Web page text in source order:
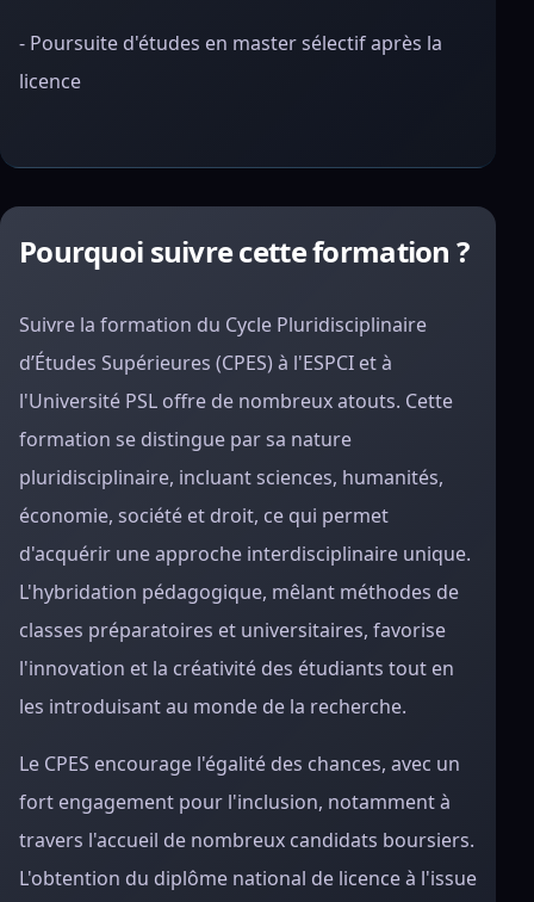
- Poursuite d'études en master sélectif après la
licence
Pourquoi suivre cette formation ?
Suivre la formation du Cycle Pluridisciplinaire
d’Études Supérieures (CPES) à l'ESPCI et à
l'Université PSL offre de nombreux atouts. Cette
formation se distingue par sa nature
pluridisciplinaire, incluant sciences, humanités,
économie, société et droit, ce qui permet
d'acquérir une approche interdisciplinaire unique.
L'hybridation pédagogique, mêlant méthodes de
classes préparatoires et universitaires, favorise
l'innovation et la créativité des étudiants tout en
les introduisant au monde de la recherche.
Le CPES encourage l'égalité des chances, avec un
fort engagement pour l'inclusion, notamment à
travers l'accueil de nombreux candidats boursiers.
L'obtention du diplôme national de licence à l'issue